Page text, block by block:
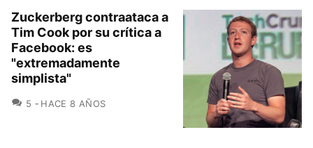
Zuckerberg contraataca a
Tim Cook por su crítica a
Facebook: es
"extremadamente
simplista"
5 COMENTARIOS
HACE 8 AÑOS